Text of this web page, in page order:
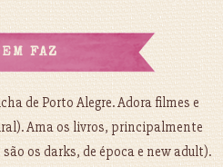
FAZ
de Porto Alegre. Adora filmes e
Ama os livros, principalmente
os darks, de época e new adult).